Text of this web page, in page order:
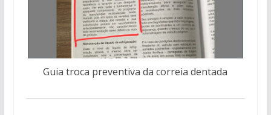
Guia troca preventiva da correia dentada